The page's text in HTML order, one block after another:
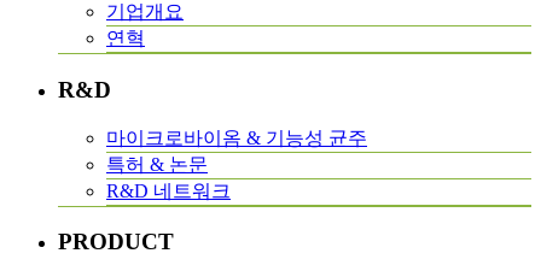
기업개요
연혁
R&D
마이크로바이옴 & 기능성 균주
특허 & 논문
R&D 네트워크
PRODUCT